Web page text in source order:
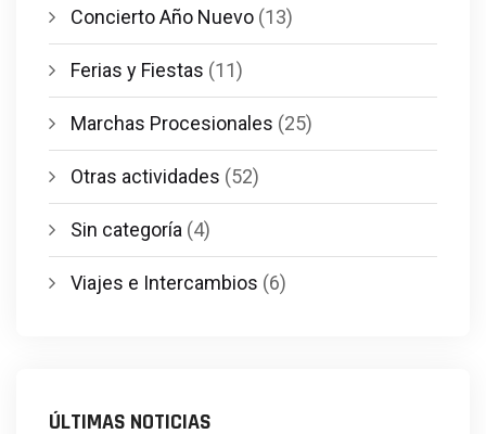
Concierto Año Nuevo (13)
Ferias y Fiestas (11)
Marchas Procesionales (25)
Otras actividades (52)
Sin categoría (4)
Viajes e Intercambios (6)
ÚLTIMAS NOTICIAS